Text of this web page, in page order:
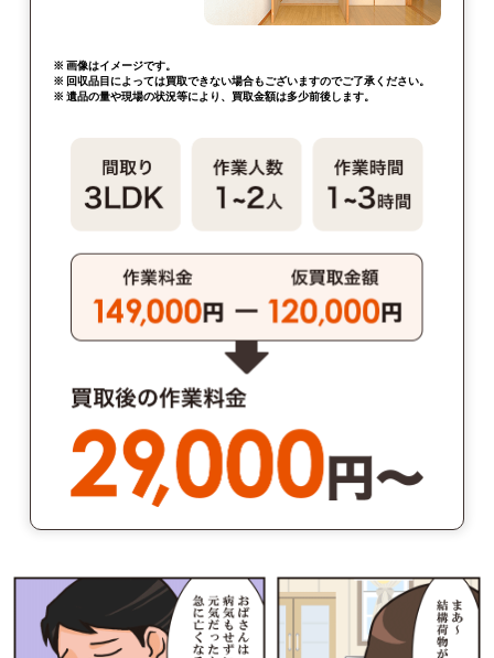
※ 画像はイメージです。
※ 回収品目によっては買取できない場合もございますのでご了承ください。
※ 遺品の量や現場の状況等により、買取金額は多少前後します。